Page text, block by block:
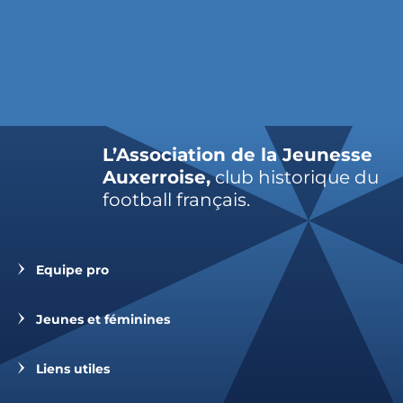
L’Association de la Jeunesse
Auxerroise,club historique du
football français.
Equipe pro
Jeunes et féminines
Liens utiles